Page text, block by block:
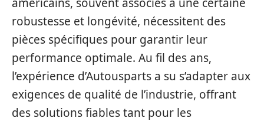
robustesse et longévité, nécessitent des
pièces spécifiques pour garantir leur
performance optimale. Au fil des ans,
l’expérience d’Autousparts a su s’adapter aux
exigences de qualité de l’industrie, offrant
des solutions fiables tant pour les